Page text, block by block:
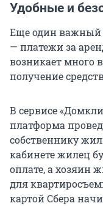
Удобные и
Еще один важный
— платежи за
возникает много
получение
В сервисе
платформа
собственнику
кабинете жилец
оплате, а хозяин
для
картой Сбера